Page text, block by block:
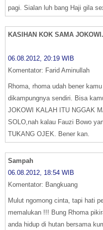
pagi. Sialan luh bang Haji gila
KASIHAN KOK SAMA JOKOWI.
06.08.2012, 20:19 WIB
Komentator: Farid Aminullah
Rhoma, rhoma udah bener
dikampungnya sendiri. Bisa
JOKOWI KALAH ITU NGGAK
SOLO,nah kalau Fauzi Bowo
TUKANG OJEK. Bener kan.
Sampah
06.08.2012, 18:54 WIB
Komentator: Bangkuang
Mulut ngomong cinta, tapi hati
memalukan !!! Bung Rhoma
anda hidup di hutan bersama